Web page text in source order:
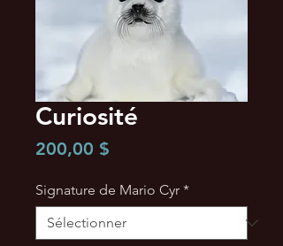
Curiosité
200,00 $
Signature de Mario Cyr *